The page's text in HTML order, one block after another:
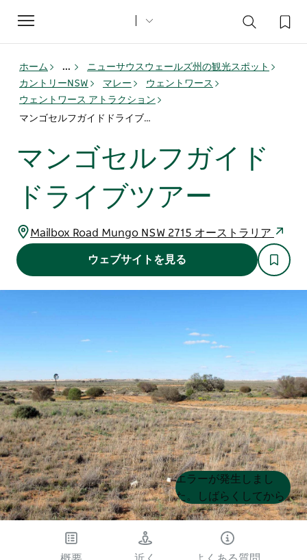
Toggle
navigation
ホーム ...
ニューサウスウェールズ州の観光スポット
カントリーNSW
マレー
ウェントワース
ウェントワース アトラクション
マンゴセルフガイドドライブツアー
マンゴセルフガイド
ドライブツアー
Mailbox Road Mungo NSW 2715 オーストラリア
ウェブサイトを見る
Product
List
Product
List
エラーが発生しまし
た。しばらくしてから
もう一度試してくださ